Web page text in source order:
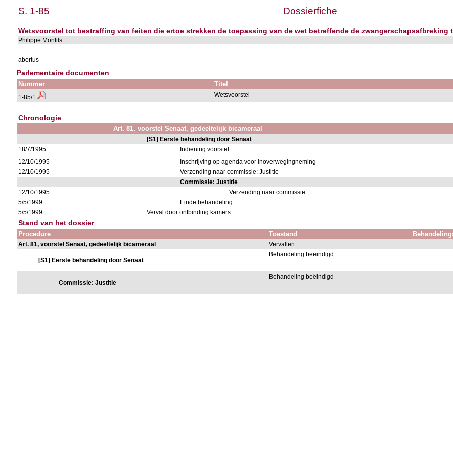
S. 1-85 Dossierfiche
Wetsvoorstel tot bestraffing van feiten die ertoe strekken de toepassing van de wet betreffende de zwangerschapsafbreking
Philippe Monfils
abortus
Parlementaire documenten
Nummer Titel
1-85/1 Wetsvoorstel
Chronologie
Art. 81, voorstel Senaat, gedeeltelijk bicameraal
[S1] Eerste behandeling door Senaat
18/7/1995
Indiening voorstel
12/10/1995
Inschrijving op agenda voor inoverwegingneming
12/10/1995
Verzending naar commissie: Justitie
Commissie: Justitie
12/10/1995
Verzending naar commissie
5/5/1999
Einde behandeling
5/5/1999
Verval door ontbinding kamers
Stand van het dossier
Procedure Toestand
Art. 81, voorstel Senaat, gedeeltelijk bicameraal Vervallen
[S1] Eerste behandeling door Senaat
Behandeling beëindigd
Commissie: Justitie
Behandeling beëindigd